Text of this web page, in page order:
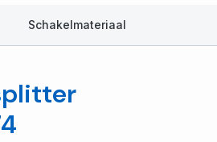
Schakelmateriaal